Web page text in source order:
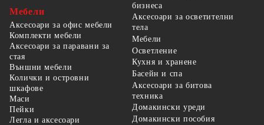
Мебели
Аксесоари за офис мебели
Комплекти мебели
Аксесоари за паравани за
стая
Външни мебели
Колички и островни
шкафове
Маси
Пейки
Легла и аксесоари
бизнеса
Аксесоари за осветителни
тела
Мебели
Осветление
Кухня и хранене
Басейн и спа
Аксесоари за битова
техника
Домакински уреди
Домакински пособия